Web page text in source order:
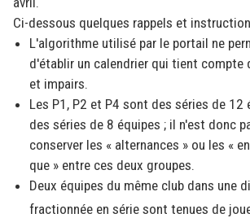
Ci-dessous quelques rappels et
L'algorithme utilisé par le portail ne
d'établir un calendrier qui tient compte
et impairs.
Les P1, P2 et P4 sont des séries de 12
des séries de 8 équipes ; il n'est donc
conserver les « alternances » ou les «
que » entre ces deux groupes.
Deux équipes du même club dans une
fractionnée en série sont tenues de